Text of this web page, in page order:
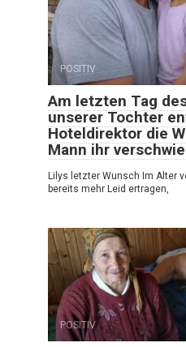
POSITIV
Am letzten Tag
unserer Tochter
Hoteldirektor die
Mann ihr
Lilys letzter Wunsch Im Alter
bereits mehr Leid ertragen,
POSITIV